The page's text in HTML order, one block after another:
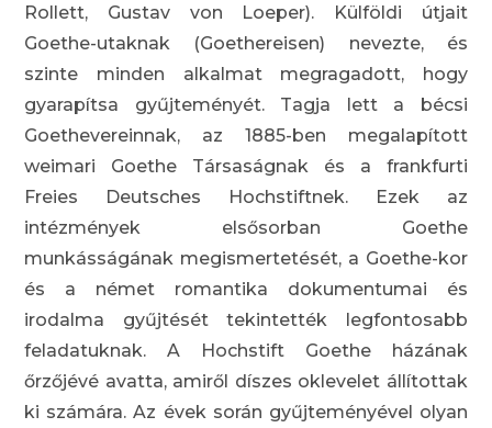
Rollett, Gustav von Loeper). Külföldi útjait
Goethe-utaknak (Goethereisen) nevezte, és
szinte minden alkalmat megragadott, hogy
gyarapítsa gyűjteményét. Tagja lett a bécsi
Goethevereinnak, az 1885-ben megalapított
weimari Goethe Társaságnak és a frankfurti
Freies Deutsches Hochstiftnek. Ezek az
intézmények elsősorban Goethe
munkásságának megismertetését, a Goethe-kor
és a német romantika dokumentumai és
irodalma gyűjtését tekintették legfontosabb
feladatuknak. A Hochstift Goethe házának
őrzőjévé avatta, amiről díszes oklevelet állítottak
ki számára. Az évek során gyűjteményével olyan